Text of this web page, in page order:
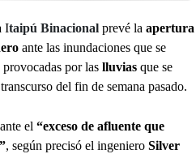
Itaipú Binacional prevé la apertura
ante las inundaciones que se
por las lluvias que se
del fin de semana pasado.
el “exceso de afluente que
, según precisó el ingeniero Silver